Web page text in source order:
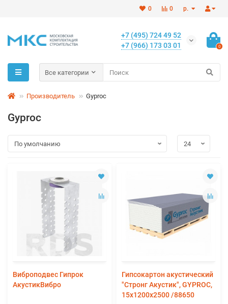
р.
0
0
+7 (495) 724 49 52
+7 (966) 173 03 01
0
Все категории
Производитель Gyproc
Gyproc
Виброподвес Гипрок
АкустикВибро
Гипсокартон акустический
"Стронг Акустик", GYPROC,
15х1200х2500 /88650